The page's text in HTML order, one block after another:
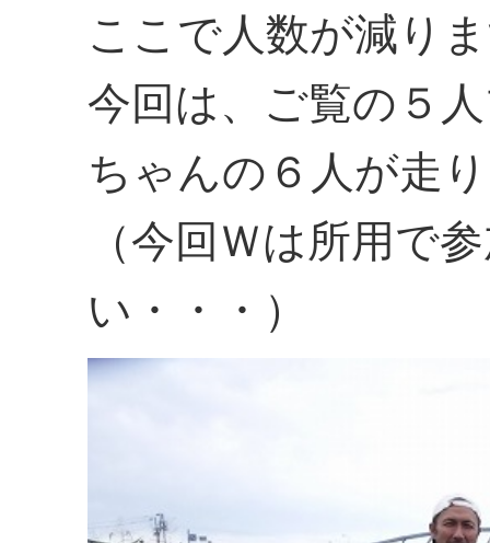
ここで人数が減り
今回は、ご覧の５
ちゃんの６人が走
（今回Ｗは所用で
い・・・）